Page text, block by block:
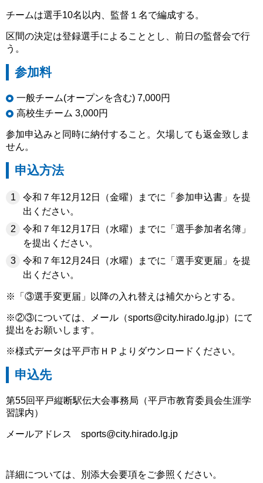
チームは選手10名以内、監督１名で編成する。
区間の決定は登録選手によることとし、前日の監督会で行
う。
参加料
一般チーム(オープンを含む) 7,000円
高校生チーム 3,000円
参加申込みと同時に納付すること。欠場しても返金致しま
せん。
申込方法
令和７年12月12日（金曜）までに「参加申込書」を提
出ください。
令和７年12月17日（水曜）までに「選手参加者名簿」
を提出ください。
令和７年12月24日（水曜）までに「選手変更届」を提
出ください。
※「③選手変更届」以降の入れ替えは補欠からとする。
※②③については、メール（sports@city.hirado.lg.jp）にて
提出をお願いします。
※様式データは平戸市ＨＰよりダウンロードください。
申込先
第55回平戸縦断駅伝大会事務局（平戸市教育委員会生涯学
習課内）
メールアドレス sports@city.hirado.lg.jp
詳細については、別添大会要項をご参照ください。